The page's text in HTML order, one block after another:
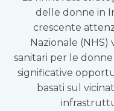
delle donne in
crescente
Nazionale (NHS)
sanitari per le
significative
basati sul